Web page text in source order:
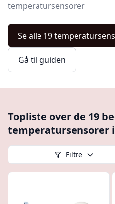
temperatursensorer
Se alle 19
Gå til guiden
Topliste over de 19
temperatursensorer i
Filtre